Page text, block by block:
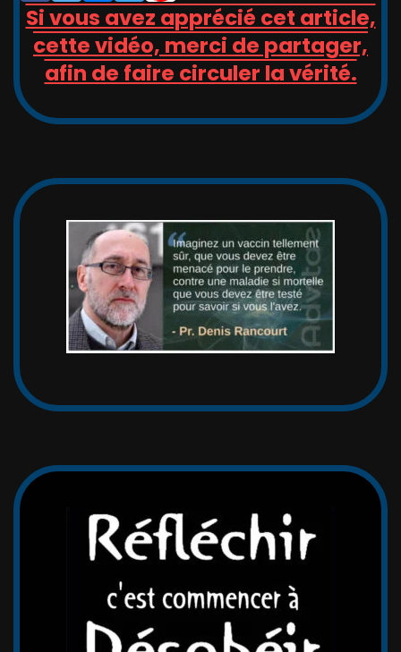
Si vous avez apprécié cet article,
cette vidéo, merci de partager,
afin de faire circuler la vérité.